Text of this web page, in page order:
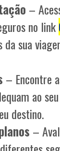
–
no link
da sua
– Encontre
ao
destino.
–